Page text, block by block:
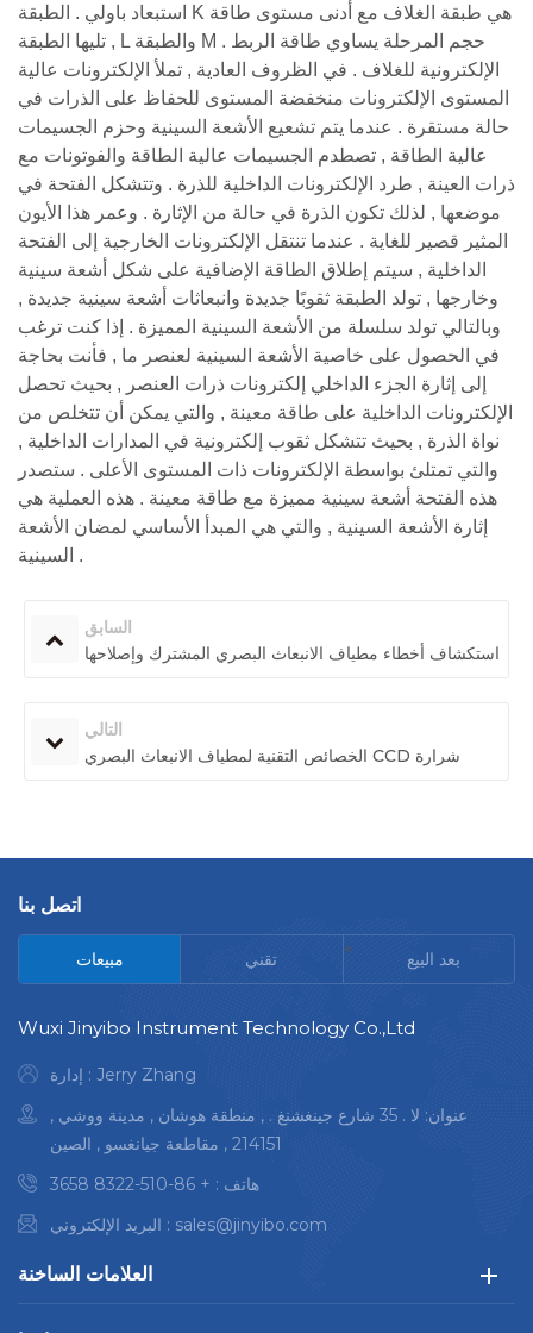
استبعاد باولي . الطبقة K هي طبقة الغلاف مع أدنى مستوى طاقة
, تليها الطبقة L والطبقة M . حجم المرحلة يساوي طاقة الربط
الإلكترونية للغلاف . في الظروف العادية , تملأ الإلكترونات عالية
المستوى الإلكترونات منخفضة المستوى للحفاظ على الذرات في
حالة مستقرة . عندما يتم تشعيع الأشعة السينية وحزم الجسيمات
عالية الطاقة , تصطدم الجسيمات عالية الطاقة والفوتونات مع
ذرات العينة , طرد الإلكترونات الداخلية للذرة . وتتشكل الفتحة في
موضعها , لذلك تكون الذرة في حالة من الإثارة . وعمر هذا الأيون
المثير قصير للغاية . عندما تنتقل الإلكترونات الخارجية إلى الفتحة
الداخلية , سيتم إطلاق الطاقة الإضافية على شكل أشعة سينية
وخارجها , تولد الطبقة ثقوبًا جديدة وانبعاثات أشعة سينية جديدة ,
وبالتالي تولد سلسلة من الأشعة السينية المميزة . إذا كنت ترغب
في الحصول على خاصية الأشعة السينية لعنصر ما , فأنت بحاجة
إلى إثارة الجزء الداخلي إلكترونات ذرات العنصر , بحيث تحصل
الإلكترونات الداخلية على طاقة معينة , والتي يمكن أن تتخلص من
نواة الذرة , بحيث تتشكل ثقوب إلكترونية في المدارات الداخلية ,
والتي تمتلئ بواسطة الإلكترونات ذات المستوى الأعلى . ستصدر
هذه الفتحة أشعة سينية مميزة مع طاقة معينة . هذه العملية هي
إثارة الأشعة السينية , والتي هي المبدأ الأساسي لمضان الأشعة
السينية .
السابق
استكشاف أخطاء مطياف الانبعاث البصري المشترك وإصلاحها
التالي
الخصائص التقنية لمطياف الانبعاث البصري CCD شرارة
اتصل بنا
مبيعات تقني < بعد البيع
Wuxi Jinyibo Instrument Technology Co.,Ltd
إدارة : Jerry Zhang
عنوان: لا . 35 شارع جينغشنغ . , منطقة هوشان , مدينة ووشي ,
214151 , مقاطعة جيانغسو , الصين
هاتف : + 86-510-8322 3658
البريد الإلكتروني : sales@jinyibo.com
العلامات الساخنة